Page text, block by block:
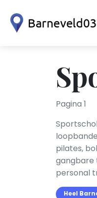
Pagina 1
pilates,
gangbare
personal
Heel